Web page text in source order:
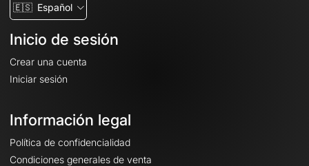
🇪🇸 Español
Inicio de sesión
Crear una cuenta
Iniciar sesión
Información legal
Política de confidencialidad
Condiciones generales de venta